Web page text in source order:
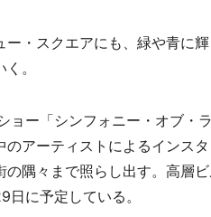
・スクエアにも、緑や青に
。
ー「シンフォニー・オブ・
アーティストによるインス
の隅々まで照らし出す。高層
に予定している。